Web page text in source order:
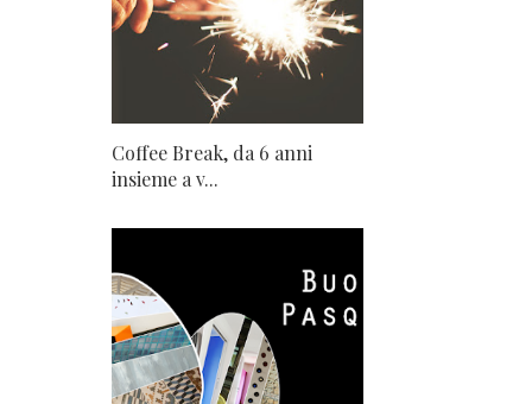
Coffee Break, da 6 anni
insieme a v...